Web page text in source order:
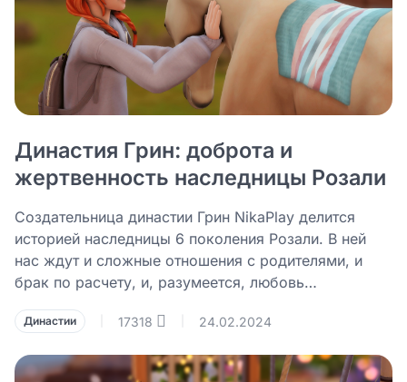
Династия Грин: доброта и
жертвенность наследницы Розали
Создательница династии Грин NikaPlay делится
историей наследницы 6 поколения Розали. В ней
нас ждут и сложные отношения с родителями, и
брак по расчету, и, разумеется, любовь…
Династии 17318 24.02.2024